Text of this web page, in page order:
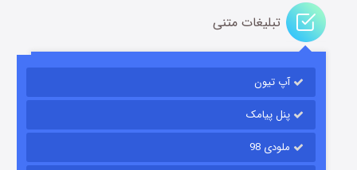
باب اسفنجی فصل ۱۷
قسمت۶ (زیرنویس) منتشر شد
تبلیغات متنی
آپ تیون
پنل پیامک
ملودی 98